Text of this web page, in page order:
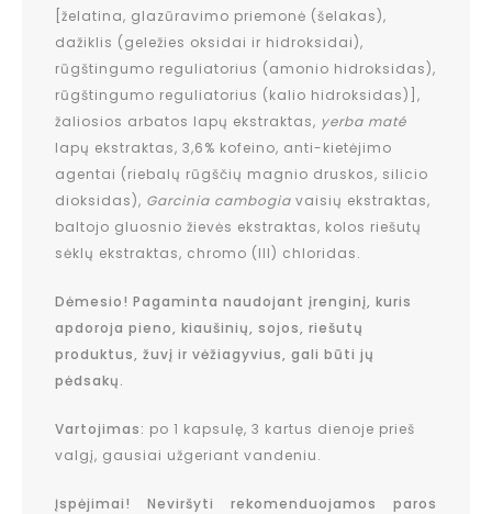
[želatina, glazūravimo priemonė (šelakas),
dažiklis (geležies oksidai ir hidroksidai),
rūgštingumo reguliatorius (amonio hidroksidas),
rūgštingumo reguliatorius (kalio hidroksidas)],
žaliosios arbatos lapų ekstraktas, yerba maté
lapų ekstraktas, 3,6% kofeino, anti-kietėjimo
agentai (riebalų rūgščių magnio druskos, silicio
dioksidas), Garcinia cambogia vaisių ekstraktas,
baltojo gluosnio žievės ekstraktas, kolos riešutų
sėklų ekstraktas, chromo (III) chloridas.
Dėmesio! Pagaminta naudojant įrenginį, kuris
apdoroja pieno, kiaušinių, sojos, riešutų
produktus, žuvį ir vėžiagyvius, gali būti jų
pėdsakų.
Vartojimas: po 1 kapsulę, 3 kartus dienoje prieš
valgį, gausiai užgeriant vandeniu.
Įspėjimai! Neviršyti rekomenduojamos paros